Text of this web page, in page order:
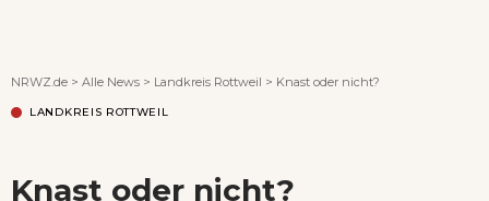
NRWZ.de > Alle News > Landkreis Rottweil > Knast oder nicht?
LANDKREIS ROTTWEIL
Knast oder nicht?